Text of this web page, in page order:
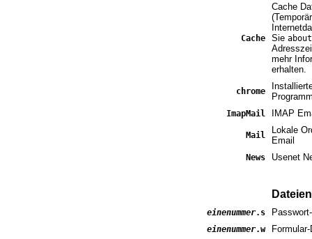
Cache
Cache
Sie
mehr
erhalten.
chrome
ImapMail IMAP
Mail
Lokale
Email
News Usenet
Dateien
einenummer.s
einenummer.w